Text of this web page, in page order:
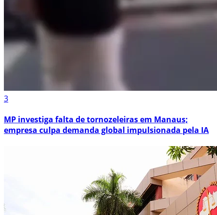
3
MP investiga falta de tornozeleiras em Manaus;
empresa culpa demanda global impulsionada pela IA